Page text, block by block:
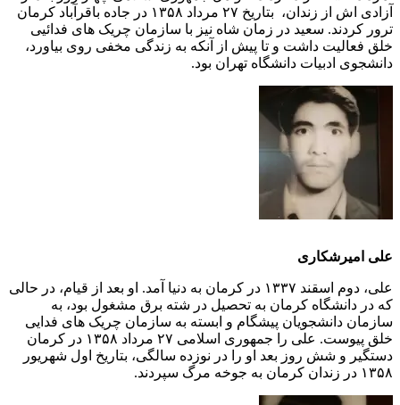
آزادی اش از زندان، بتاریخ ٢٧ مرداد ١٣۵٨ در جاده باقرآباد کرمان
ترور کردند. سعید در زمان شاه نیز با سازمان چریک های فدائیی
خلق فعالیت داشت و تا پیش از آنکه به زندگی مخفی روی بیاورد،
دانشجوی ادبیات دانشگاه تهران بود.
علی امیرشکاری
علی، دوم اسقند ۱۳۳٧ در کرمان به دنیا آمد. او بعد از قیام، در حالی
که در دانشگاه کرمان به تحصیل در شته برق مشغول بود، به
سازمان دانشجویان پیشگام و ابسته به سازمان چریک های فدایی
خلق پیوست. علی را جمهوری اسلامی ٢٧ مرداد ۱۳۵۸ در کرمان
دستگیر و شش روز بعد او را در نوزده سالگی، بتاریخ اول شهریور
۱۳۵۸ در زندان کرمان به جوخه مرگ سپردند.